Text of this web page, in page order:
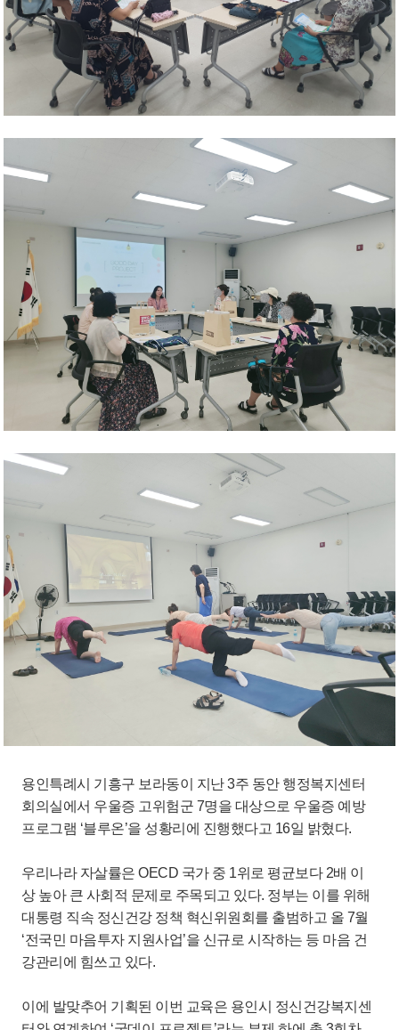
용인특례시 기흥구 보라동이 지난 3주 동안 행정복지센터
회의실에서 우울증 고위험군 7명을 대상으로 우울증 예방
프로그램 ‘블루온’을 성황리에 진행했다고 16일 밝혔다.
우리나라 자살률은 OECD 국가 중 1위로 평균보다 2배 이
상 높아 큰 사회적 문제로 주목되고 있다. 정부는 이를 위해
대통령 직속 정신건강 정책 혁신위원회를 출범하고 올 7월
‘전국민 마음투자 지원사업’을 신규로 시작하는 등 마음 건
강관리에 힘쓰고 있다.
이에 발맞추어 기획된 이번 교육은 용인시 정신건강복지센